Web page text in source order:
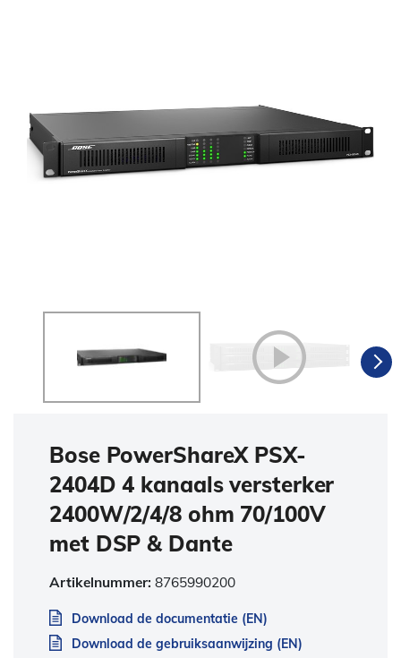
Bose PowerShareX PSX-
2404D 4 kanaals versterker
2400W/2/4/8 ohm 70/100V
met DSP & Dante
Artikelnummer: 8765990200
Download de documentatie (EN)
Download de gebruiksaanwijzing (EN)